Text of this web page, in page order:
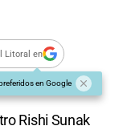
Litoral en
en Google
Rishi Sunak